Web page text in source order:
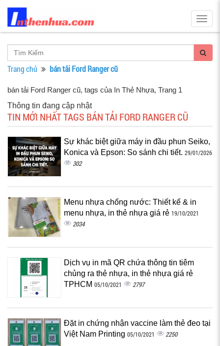
Trang chủ bán tải Ford Ranger cũ
bán tải Ford Ranger cũ, tags của In Thẻ Nhựa, Trang 1
Thông tin đang cập nhật
TIN MỚI NHẤT TAGS BÁN TẢI FORD RANGER CŨ
Sự khác biệt giữa máy in đầu phun Seiko,
Konica và Epson: So sánh chi tiết. 29/01/2026
302
Menu nhựa chống nước: Thiết kế & in
menu nhựa, in thẻ nhựa giá rẻ 19/10/2021
2034
Dịch vụ in mã QR chứa thông tin tiêm
chủng ra thẻ nhựa, in thẻ nhựa giá rẻ
TPHCM 05/10/2021 2797
Đặt in chứng nhận vaccine làm thẻ đeo tại
Việt Nam Printing 05/10/2021 2250